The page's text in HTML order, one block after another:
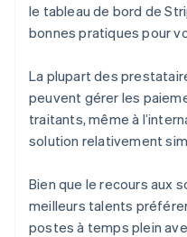
le tableau de bord de
bonnes pratiques pour
La plupart des
peuvent gérer les
traitants, même à
solution relativement
Bien que le recours aux
meilleurs talents
postes à temps plein